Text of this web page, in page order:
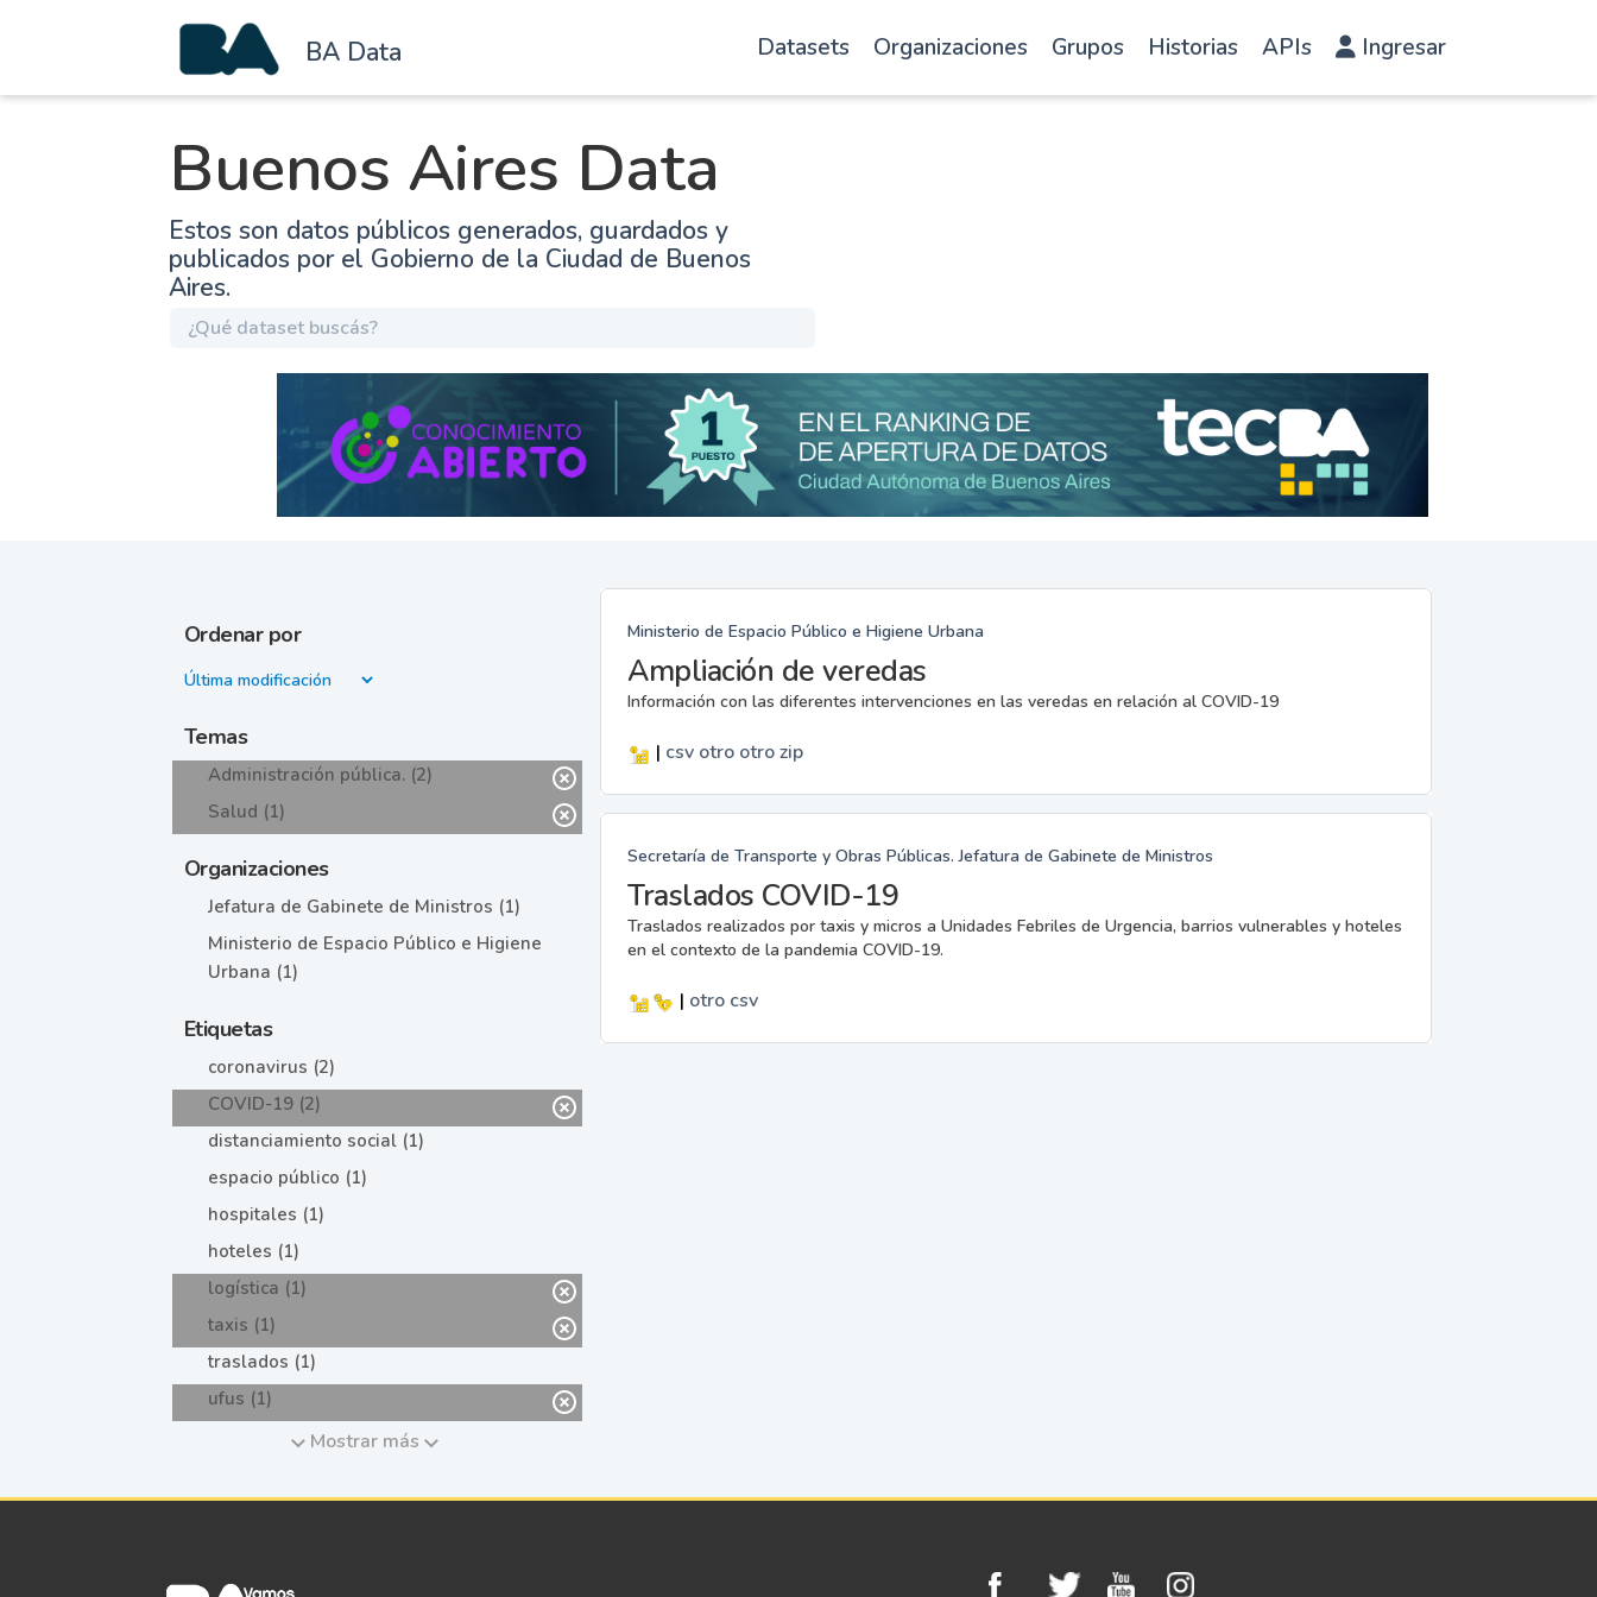
BA Data Datasets Organizaciones Grupos Historias APIs Ingresar
Buenos Aires Data
Estos son datos públicos generados, guardados y
publicados por el Gobierno de la Ciudad de Buenos
Aires.
Ordenar por
Temas
Administración pública. (2)
Salud (1)
Organizaciones
Jefatura de Gabinete de Ministros (1)
Ministerio de Espacio Público e Higiene
Urbana (1)
Etiquetas
coronavirus (2)
COVID-19 (2)
distanciamiento social (1)
espacio público (1)
hospitales (1)
hoteles (1)
logística (1)
taxis (1)
traslados (1)
ufus (1)
Mostrar más
Ministerio de Espacio Público e Higiene Urbana
Ampliación de veredas
Información con las diferentes intervenciones en las veredas en relación al COVID-19
| csv otro otrozip
Secretaría de Transporte y Obras Públicas. Jefatura de Gabinete de Ministros
Traslados COVID-19
Traslados realizados por taxis y micros a Unidades Febriles de Urgencia, barrios vulnerables y hoteles
en el contexto de la pandemia COVID-19.
| otro csv